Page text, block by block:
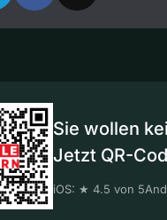
Sie wollen
Jetzt QR-
iOS: ★ 4.5 von 5